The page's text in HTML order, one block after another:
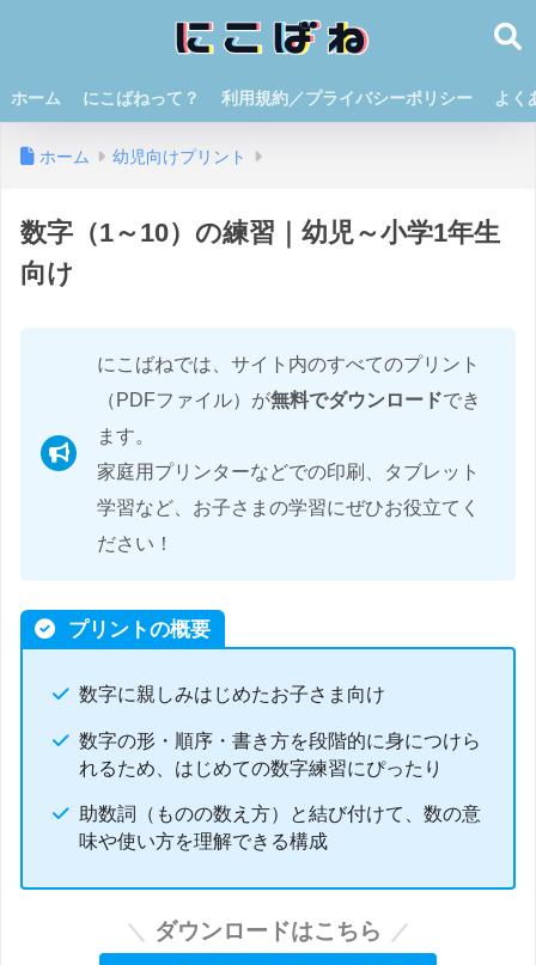
ホーム にこばねって？ 利用規約／プライバシーポリシー よく
ホーム 幼児向けプリント
数字（1～10）の練習｜幼児～小学1年生
向け
にこばねでは、サイト内のすべてのプリント
（PDFファイル）が無料でダウンロードでき
ます。
家庭用プリンターなどでの印刷、タブレット
学習など、お子さまの学習にぜひお役立てく
ださい！
プリントの概要
数字に親しみはじめたお子さま向け
数字の形・順序・書き方を段階的に身につけら
れるため、はじめての数字練習にぴったり
助数詞（ものの数え方）と結び付けて、数の意
味や使い方を理解できる構成
ダウンロードはこちら